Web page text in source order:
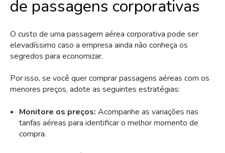
de passagens corporativas
O custo de uma passagem aérea corporativa pode ser
elevadíssimo caso a empresa ainda não conheça os
segredos para economizar.
Por isso, se você quer comprar passagens aéreas com os
menores preços, adote as seguintes estratégias:
Monitore os preços: Acompanhe as variações nas
tarifas aéreas para identificar o melhor momento de
compra.